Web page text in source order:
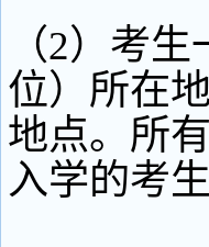
（2）考
位）所在
地点。所
入学的考